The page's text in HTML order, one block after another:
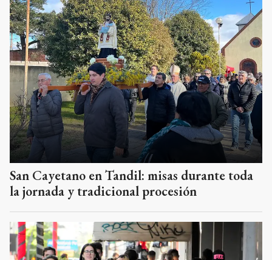
San Cayetano en Tandil: misas durante toda
la jornada y tradicional procesión